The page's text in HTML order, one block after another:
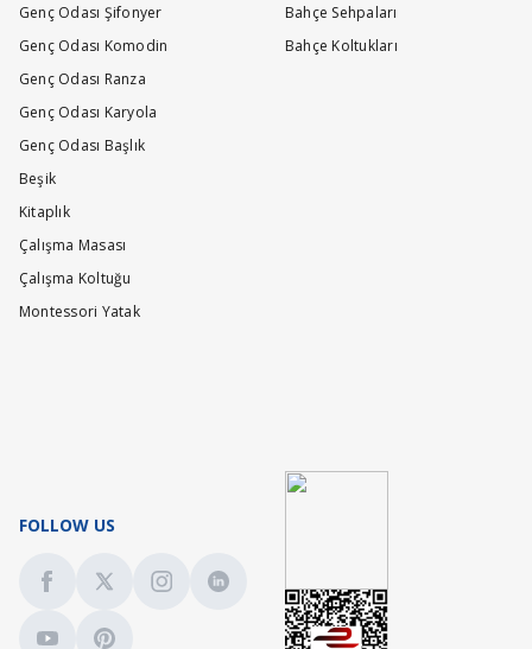
Genç Odası Şifonyer
Genç Odası Komodin
Genç Odası Ranza
Genç Odası Karyola
Genç Odası Başlık
Beşik
Kitaplık
Çalışma Masası
Çalışma Koltuğu
Montessori Yatak
Bahçe Sehpaları
Bahçe Koltukları
FOLLOW US